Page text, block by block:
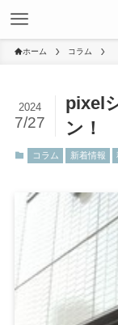
ホーム コラム
pixel
ン！
2024
7/27
コラム 新着情報